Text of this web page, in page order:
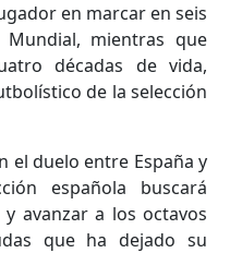
en marcar en seis
mientras que
décadas de vida,
de la selección
el duelo entre España y
española buscará
avanzar a los octavos
que ha dejado su